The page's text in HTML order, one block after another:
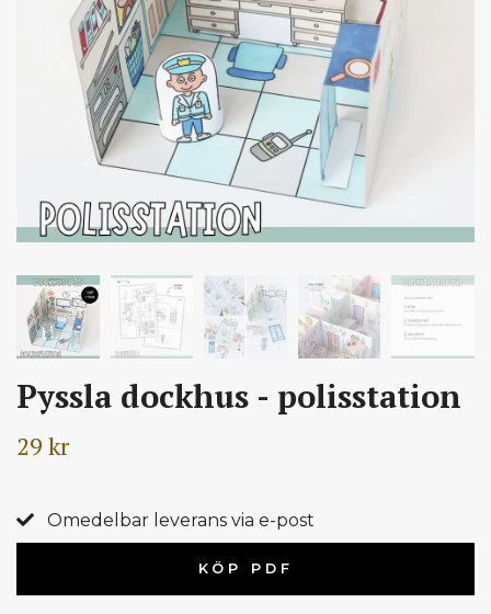
Pyssla dockhus - polisstation
29 kr
Omedelbar leverans via e-post
KÖP PDF